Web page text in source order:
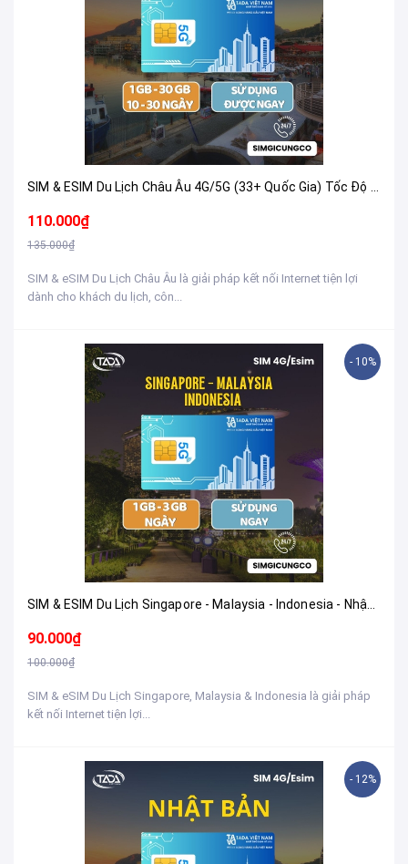
110.000₫
135.000₫
SIM & eSIM Du Lịch Châu Âu là giải pháp kết nối Internet tiện lợi
dành cho khách du lịch, côn...
- 10%
90.000₫
100.000₫
SIM & eSIM Du Lịch Singapore, Malaysia & Indonesia là giải pháp
kết nối Internet tiện lợi...
- 12%